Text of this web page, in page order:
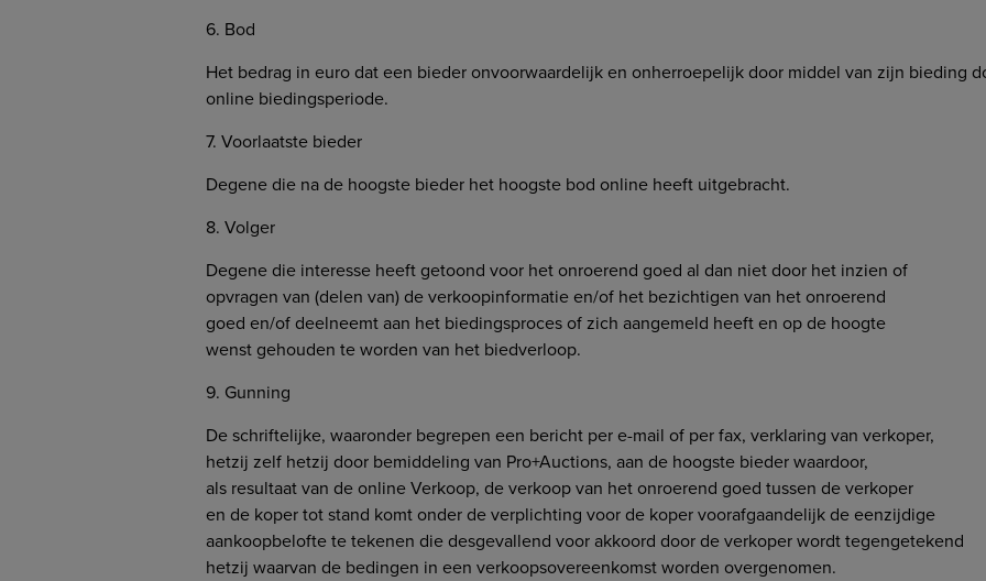
6. Bod
Het bedrag in euro dat een bieder onvoorwaardelijk en onherroepelijk door middel van zijn bieding
online biedingsperiode.
7. Voorlaatste bieder
Degene die na de hoogste bieder het hoogste bod online heeft uitgebracht.
8. Volger
Degene die interesse heeft getoond voor het onroerend goed al dan niet door het inzien of
opvragen van (delen van) de verkoopinformatie en/of het bezichtigen van het onroerend
goed en/of deelneemt aan het biedingsproces of zich aangemeld heeft en op de hoogte
wenst gehouden te worden van het biedverloop.
9. Gunning
De schriftelijke, waaronder begrepen een bericht per e-mail of per fax, verklaring van verkoper,
hetzij zelf hetzij door bemiddeling van Pro+Auctions, aan de hoogste bieder waardoor,
als resultaat van de online Verkoop, de verkoop van het onroerend goed tussen de verkoper
en de koper tot stand komt onder de verplichting voor de koper voorafgaandelijk de eenzijdige
aankoopbelofte te tekenen die desgevallend voor akkoord door de verkoper wordt tegengetekend
hetzij waarvan de bedingen in een verkoopsovereenkomst worden overgenomen.